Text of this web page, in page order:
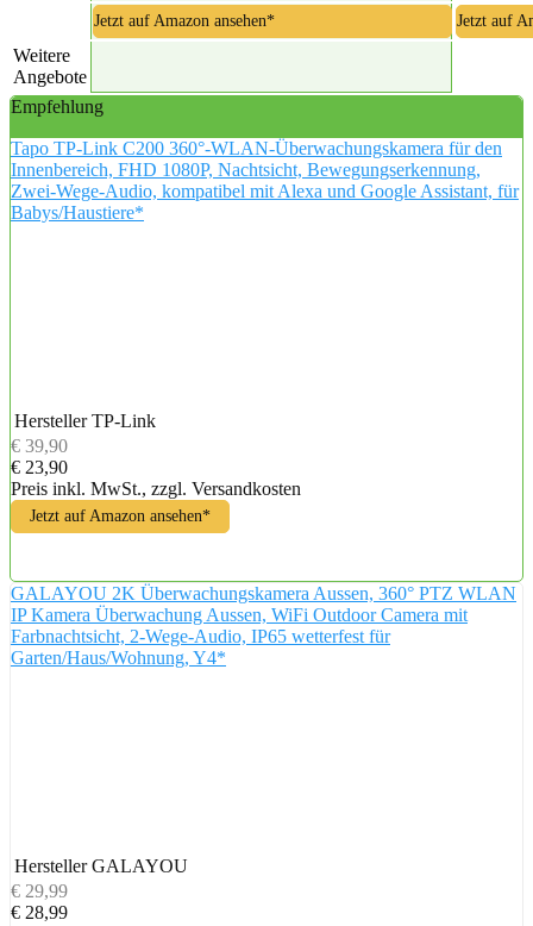
Jetzt auf Amazon ansehen* Jetzt auf
Weitere
Angebote
Empfehlung
Tapo TP-Link C200 360°-WLAN-Überwachungskamera für den
Innenbereich, FHD 1080P, Nachtsicht, Bewegungserkennung,
Zwei-Wege-Audio, kompatibel mit Alexa und Google Assistant, für
Babys/Haustiere*
Hersteller TP-Link
€ 39,90
€ 23,90
Preis inkl. MwSt., zzgl. Versandkosten
Jetzt auf Amazon ansehen*
GALAYOU 2K Überwachungskamera Aussen, 360° PTZ WLAN
IP Kamera Überwachung Aussen, WiFi Outdoor Camera mit
Farbnachtsicht, 2-Wege-Audio, IP65 wetterfest für
Garten/Haus/Wohnung, Y4*
Hersteller GALAYOU
€ 29,99
€ 28,99